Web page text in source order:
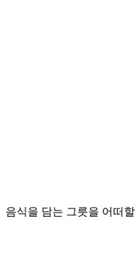
음식을 담는 그